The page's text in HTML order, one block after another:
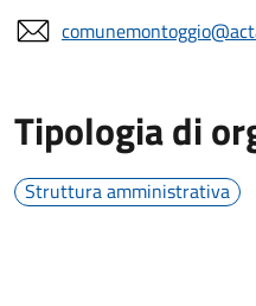
Tipologia di
Struttura amministrativa